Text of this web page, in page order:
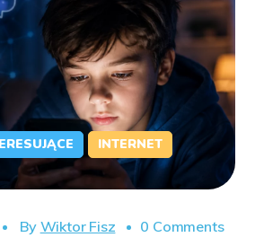
INTERNET
By Wiktor Fisz 0 Comments